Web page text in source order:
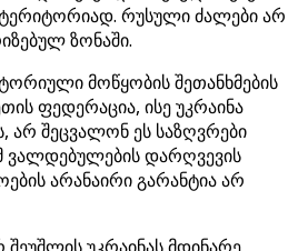
რუსული ძალები არ
ზონაში.
მოწყობის შეთანხმების
ფედერაცია, ისე უკრაინა
არ შეცვალონ ეს საზღვრები
ვალდებულების დარღვევის
არანაირი გარანტია არ